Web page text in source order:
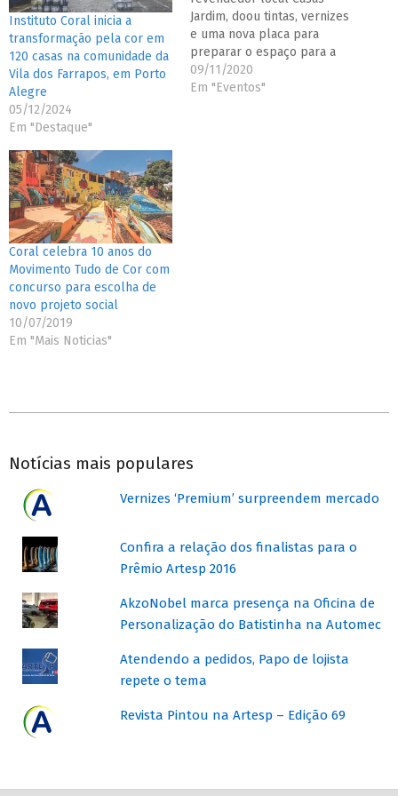
Instituto Coral inicia a
transformação pela cor em
120 casas na comunidade da
Vila dos Farrapos, em Porto
Alegre
05/12/2024
Em "Destaque"
Jardim, doou tintas, vernizes
e uma nova placa para
preparar o espaço para a
volta dos turistas
09/11/2020
Em "Eventos"
Coral celebra 10 anos do
Movimento Tudo de Cor com
concurso para escolha de
novo projeto social
10/07/2019
Em "Mais Noticias"
16
Notícias mais populares
Vernizes ‘Premium’ surpreendem mercado
Confira a relação dos finalistas para o
Prêmio Artesp 2016
AkzoNobel marca presença na Oficina de
Personalização do Batistinha na Automec
Atendendo a pedidos, Papo de lojista
repete o tema
Revista Pintou na Artesp – Edição 69